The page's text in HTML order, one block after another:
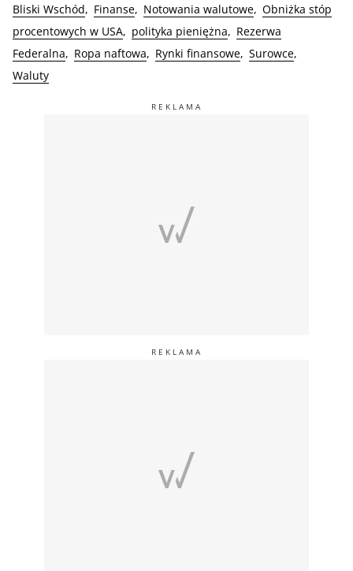
Bliski Wschód Finanse Notowania walutowe Obniżka stóp
procentowych w USA
polityka pieniężna
Rezerwa
Federalna
Ropa naftowa Rynki finansowe Surowce
Waluty